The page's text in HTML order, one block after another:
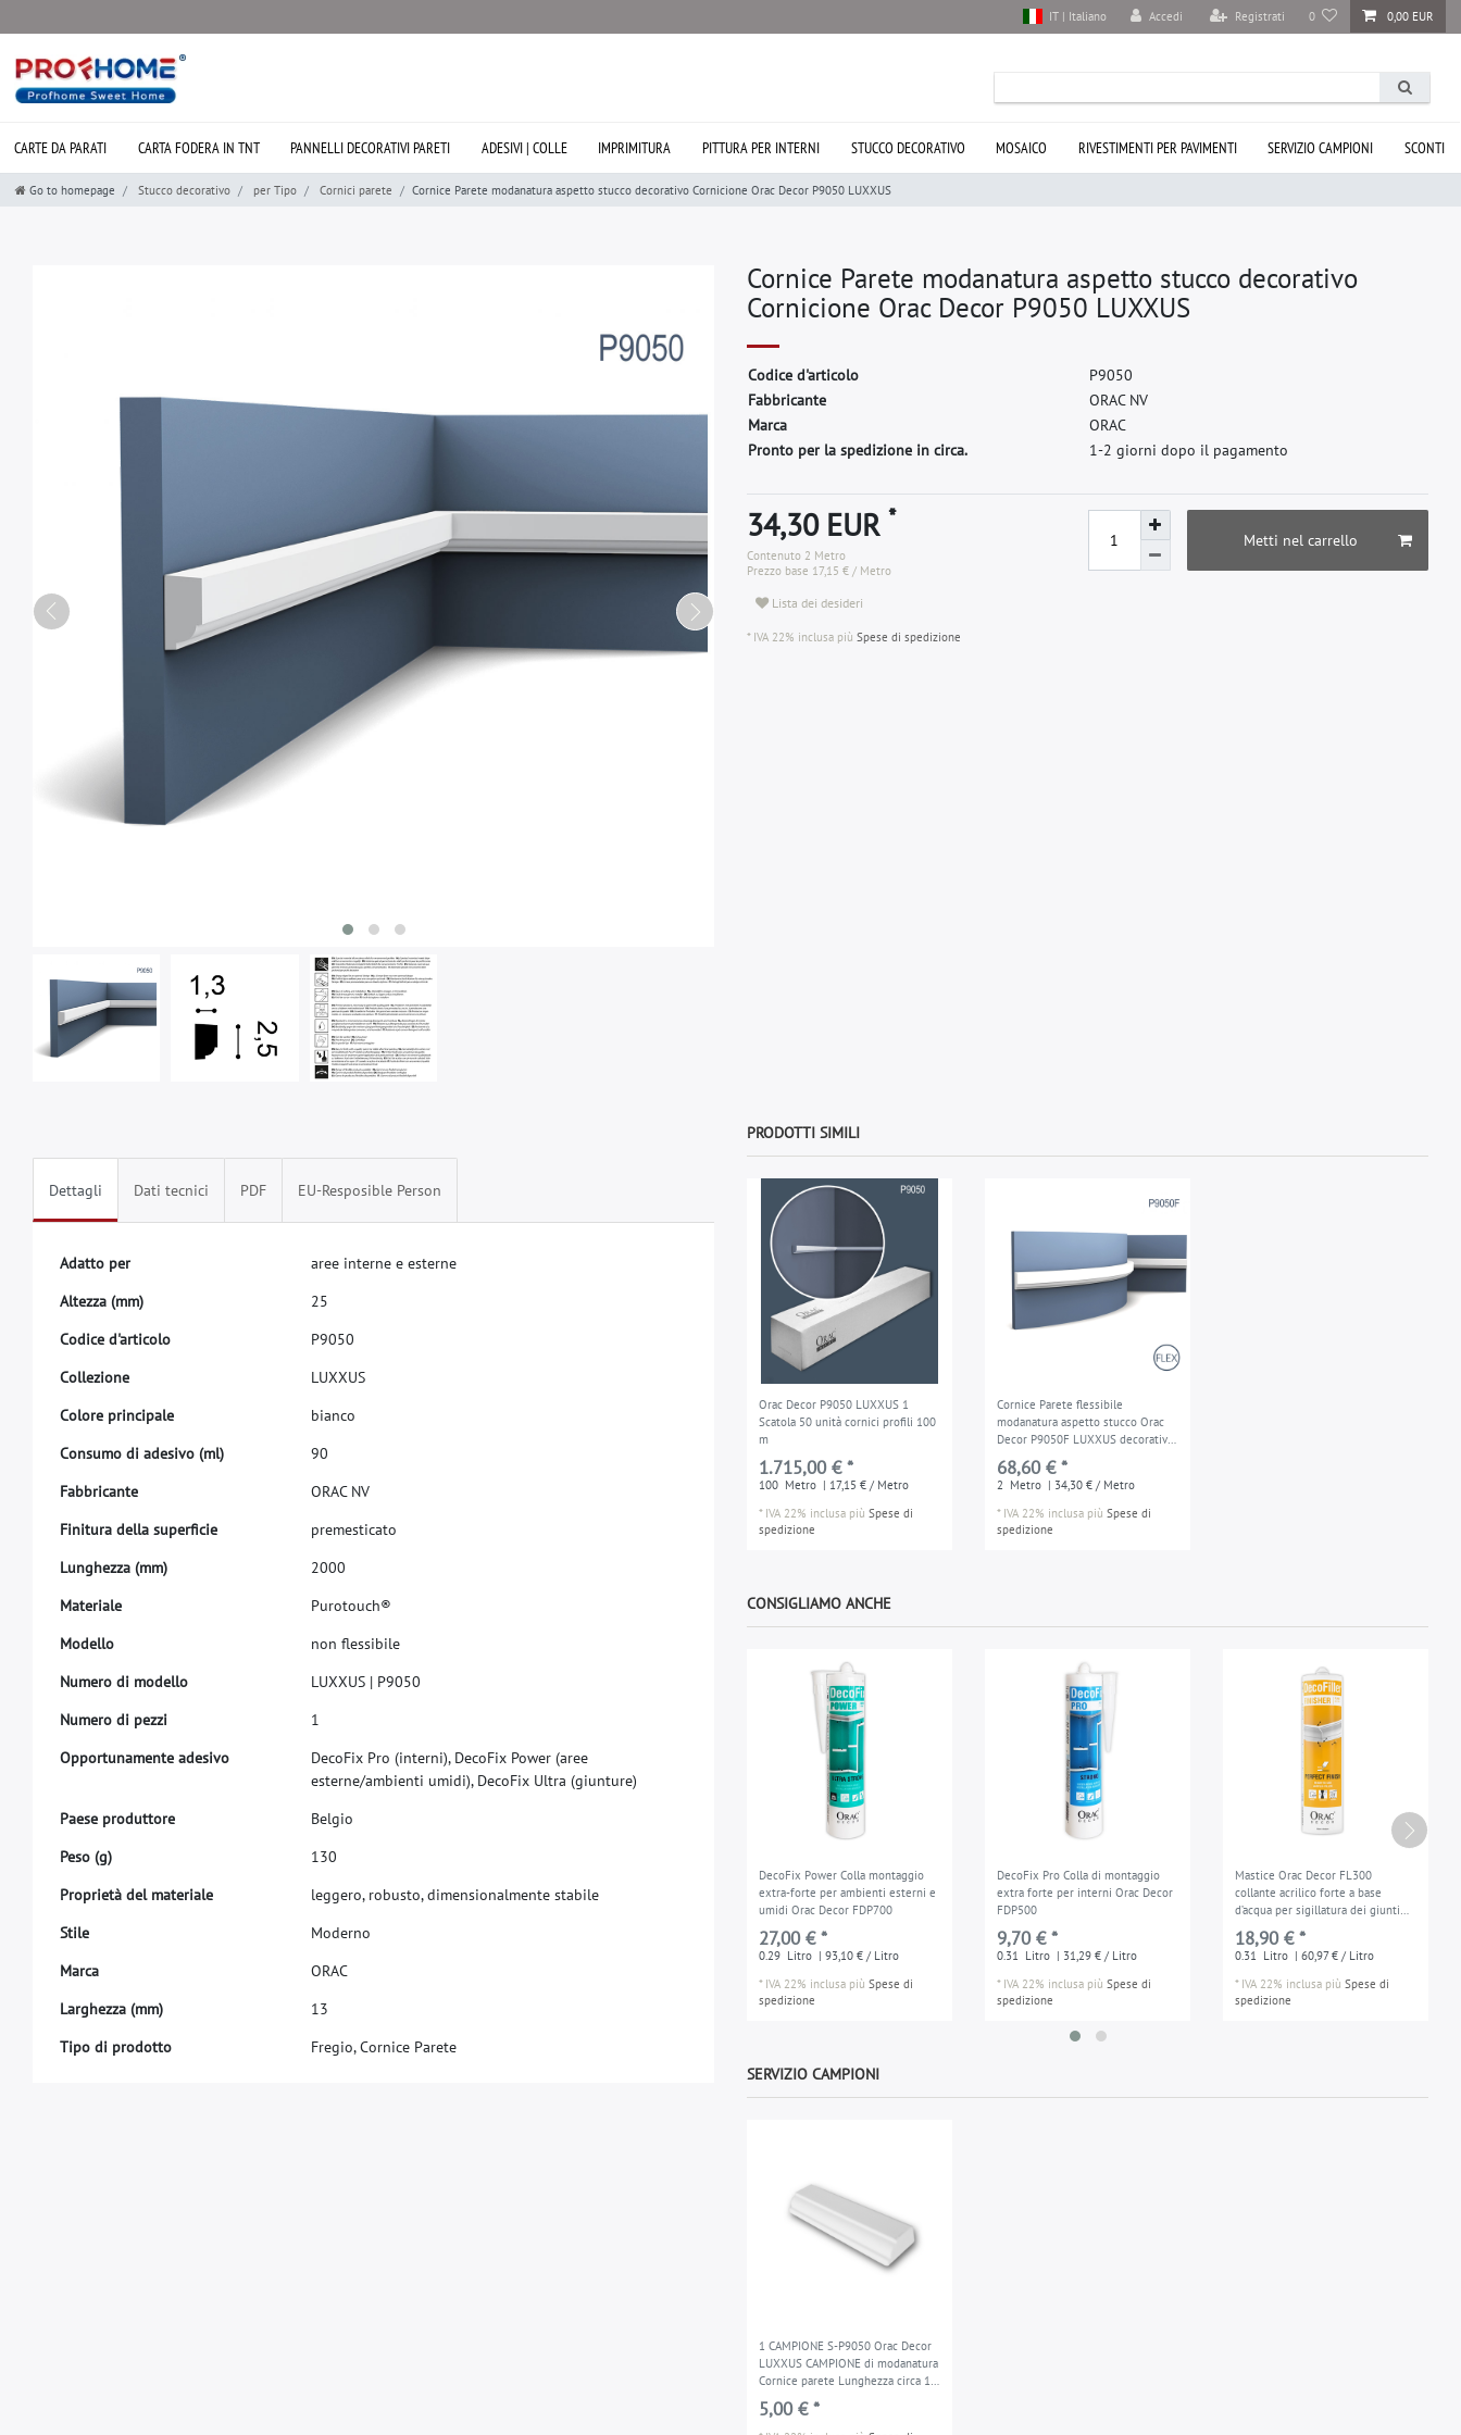
Accedi Registrati 0 0,00 EUR
IT | Italiano
CARTE DA PARATI CARTA FODERA IN TNT PANNELLI DECORATIVI PARETI ADESIVI | COLLE IMPRIMITURA PITTURA PER INTERNI STUCCO DECORATIVO MOSAICO RIVESTIMENTI PER PAVIMENTI SERVIZIO CAMPIONI SCONTI
Go to homepage Stucco decorativo per Tipo Cornici parete Cornice Parete modanatura aspetto stucco decorativo Cornicione Orac Decor P9050 LUXXUS
Cornice Parete modanatura aspetto stucco decorativo
Cornicione Orac Decor P9050 LUXXUS
Codice d'articolo P9050
Fabbricante ORAC NV
Marca ORAC
Pronto per la spedizione in circa.
1-2 giorni dopo il pagamento
34,30 EUR *
Contenuto 2 Metro
Prezzo base 17,15 € / Metro
Metti nel carrello
Lista dei desideri
* IVA 22% inclusa più Spese di spedizione
Dettagli Dati tecnici PDF EU-Resposible Person
Adatto per aree interne e esterne
Altezza (mm) 25
Codice d'articolo P9050
Collezione LUXXUS
Colore principale bianco
Consumo di adesivo (ml) 90
Fabbricante ORAC NV
Finitura della superfcie premesticato
Lunghezza (mm) 2000
Materiale Purotouch®
Modello non fessibile
Numero di modello LUXXUS | P9050
Numero di pezzi
1
Opportunamente adesivo DecoFix Pro (interni), DecoFix Power (aree
esterne/ambienti umidi), DecoFix Ultra (giunture)
Paese produttore Belgio
Peso (g) 130
Proprietà del materiale leggero, robusto, dimensionalmente stabile
Stile Moderno
Marca ORAC
Larghezza (mm) 13
Tipo di prodotto
Fregio, Cornice Parete
PRODOTTI SIMILI
Orac Decor P9050 LUXXUS 1
Scatola 50 unità cornici profili 100
m
1.715,00 € *
100 Metro | 17,15 € / Metro
* IVA 22% inclusa piùSpese di
spedizione
Cornice Parete flessibile
modanatura aspetto stucco Orac
Decor P9050F LUXXUS decorativo
Cornicione
68,60 € *
2 Metro | 34,30 € / Metro
* IVA 22% inclusa piùSpese di
spedizione
CONSIGLIAMO ANCHE
DecoFix Power Colla montaggio
extra-forte per ambienti esterni e
umidi Orac Decor FDP700
27,00 € *
0.29 Litro | 93,10 € / Litro
* IVA 22% inclusa piùSpese di
spedizione
DecoFix Pro Colla di montaggio
extra forte per interni Orac Decor
FDP500
9,70 € *
0.31 Litro | 31,29 € / Litro
* IVA 22% inclusa piùSpese di
spedizione
Mastice Orac Decor FL300
collante acrilico forte a base
d’acqua per sigillatura dei giunti
riempitivo di riparazione bianco
310 ml
18,90 € *
0.31 Litro | 60,97 € / Litro
* IVA 22% inclusa piùSpese di
spedizione
SERVIZIO CAMPIONI
1 CAMPIONE S-P9050 Orac Decor
LUXXUS CAMPIONE di modanatura
Cornice parete Lunghezza circa 10
cm
5,00 € *